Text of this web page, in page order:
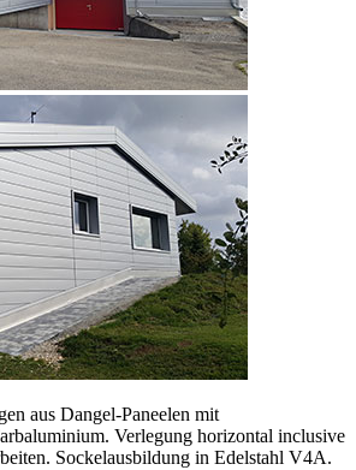
aus Dangel-Paneelen mit
Verlegung horizontal inclusive
Sockelausbildung in Edelstahl V4A.